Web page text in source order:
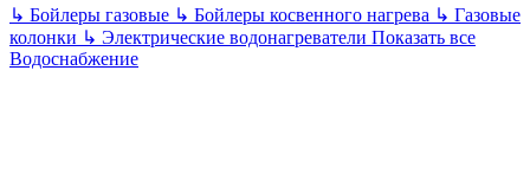
↳ Бойлеры газовые ↳ Бойлеры косвенного нагрева ↳ Газовые
колонки ↳ Электрические водонагреватели Показать все
Водоснабжение